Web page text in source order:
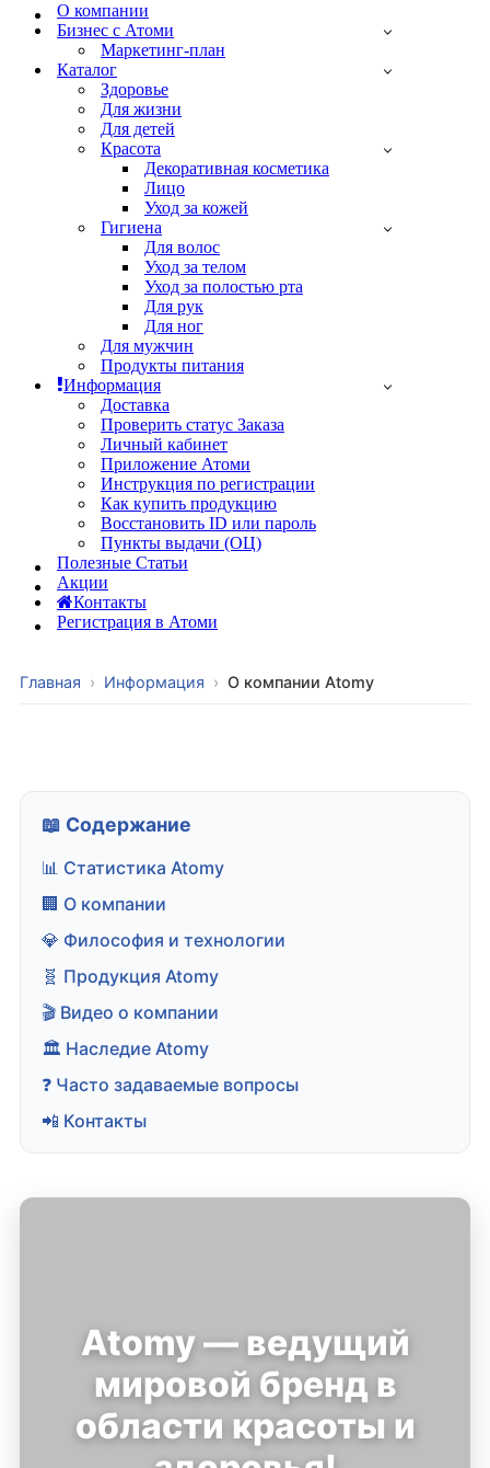
О компании
Бизнес с Атоми
Маркетинг-план
Каталог
Здоровье
Для жизни
Для детей
Красота
Декоративная косметика
Лицо
Уход за кожей
Гигиена
Для волос
Уход за телом
Уход за полостью рта
Для рук
Для ног
Для мужчин
Продукты питания
Информация
Доставка
Проверить статус Заказа
Личный кабинет
Приложение Атоми
Инструкция по регистрации
Как купить продукцию
Восстановить ID или пароль
Пункты выдачи (ОЦ)
Полезные Статьи
Акции
Контакты
Регистрация в Атоми
Главная › Информация › О компании Atomy
📖 Содержание
📊 Статистика Atomy
🏢 О компании
💎 Философия и технологии
🧬 Продукция Atomy
🎬 Видео о компании
🏛️ Наследие Atomy
❓ Часто задаваемые вопросы
📲 Контакты
Atomy — ведущий
мировой бренд в
области красоты и